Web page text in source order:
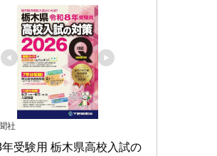
社
受験用 栃木県高校入試の